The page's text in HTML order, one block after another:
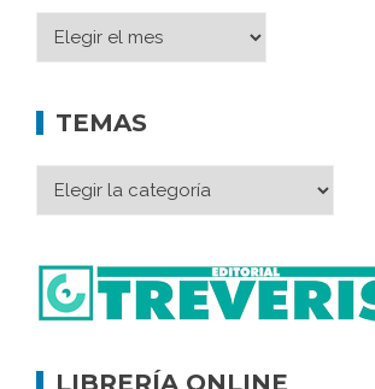
TEMAS
LIBRERÍA ONLINE